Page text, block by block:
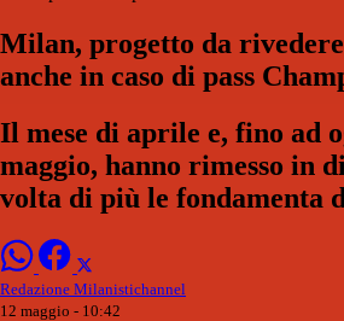
Milan, progetto da
anche in caso di pass
Il mese di aprile e, fino ad
maggio, hanno rimesso in
volta di più le fondamenta
Redazione Milanistichannel
12 maggio - 10:42